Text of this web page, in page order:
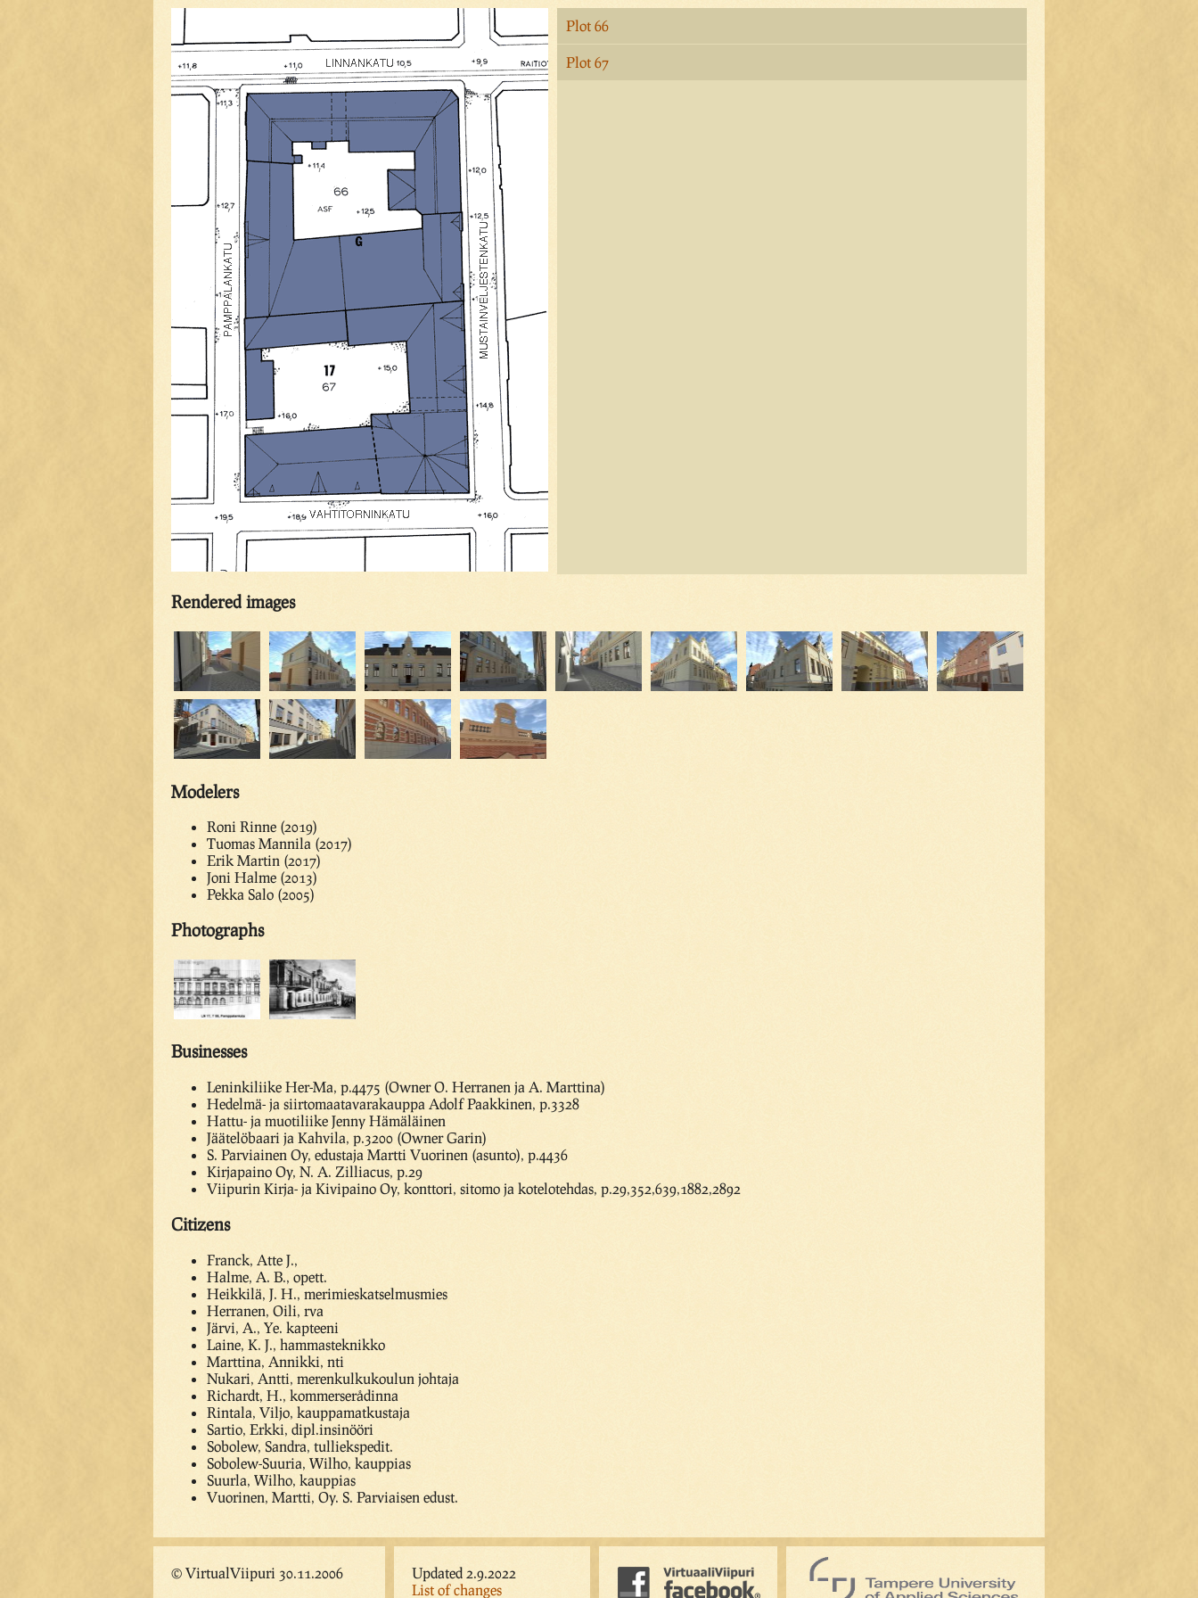
Plot 66
Plot 67
Rendered images
Modelers
Roni Rinne (2019)
Tuomas Mannila (2017)
Erik Martin (2017)
Joni Halme (2013)
Pekka Salo (2005)
Photographs
Businesses
Leninkiliike Her-Ma, p.4475 (Owner O. Herranen ja A. Marttina)
Hedelmä- ja siirtomaatavarakauppa Adolf Paakkinen, p.3328
Hattu- ja muotiliike Jenny Hämäläinen
Jäätelöbaari ja Kahvila, p.3200 (Owner Garin)
S. Parviainen Oy, edustaja Martti Vuorinen (asunto), p.4436
Kirjapaino Oy, N. A. Zilliacus, p.29
Viipurin Kirja- ja Kivipaino Oy, konttori, sitomo ja kotelotehdas, p.29,352,639,1882,2892
Citizens
Franck, Atte J.,
Halme, A. B., opett.
Heikkilä, J. H., merimieskatselmusmies
Herranen, Oili, rva
Järvi, A., Ye. kapteeni
Laine, K. J., hammasteknikko
Marttina, Annikki, nti
Nukari, Antti, merenkulkukoulun johtaja
Richardt, H., kommerserådinna
Rintala, Viljo, kauppamatkustaja
Sartio, Erkki, dipl.insinööri
Sobolew, Sandra, tulliekspedit.
Sobolew-Suuria, Wilho, kauppias
Suurla, Wilho, kauppias
Vuorinen, Martti, Oy. S. Parviaisen edust.
© VirtualViipuri 30.11.2006
Updated 2.9.2022
List of changes